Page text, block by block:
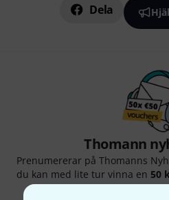
Dela
Thomann
Prenumererar på Thomanns
du kan med lite tur vinna en 50